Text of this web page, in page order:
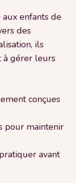
enfants de
des
ils
à gérer leurs
conçues
pour maintenir
avant